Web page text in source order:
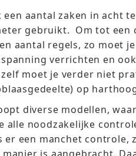
aantal zaken in acht
gebruikt. Om tot een
aantal regels, zo moet
verrichten en
moet je verder niet
op
diverse modellen,
alle noodzakelijke
er een manchet controle,